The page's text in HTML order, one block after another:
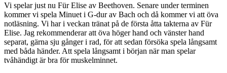
Vi spelar just nu Für Elise av Beethoven. Senare under terminen
kommer vi spela Minuet i G-dur av Bach och då kommer vi att öva
notläsning. Vi har i veckan tränat på de första åtta takterna av Für
Elise. Jag rekommenderar att öva höger hand och vänster hand
separat, gärna sju gånger i rad, för att sedan försöka spela långsamt
med båda händer. Att spela långsamt i början när man spelar
tvåhändigt är bra för muskelminnet.